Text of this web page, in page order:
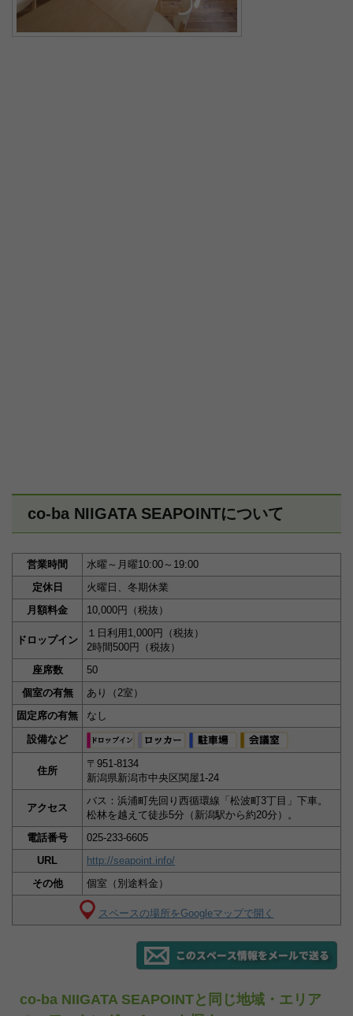
co-ba NIIGATA SEAPOINTについて
営業時間
水曜～月曜10:00～19:00
定休日
火曜日、冬期休業
月額料金
10,000円（税抜）
ドロップイン
１日利用1,000円（税抜）
2時間500円（税抜）
座席数
50
個室の有無
あり（2室）
固定席の有無
なし
設備など
住所
〒951-8134
新潟県新潟市中央区関屋1-24
アクセス
バス：浜浦町先回り西循環線「松波町3丁目」下車。
松林を越えて徒歩5分（新潟駅から約20分）。
電話番号
025-233-6605
URL
http://seapoint.info/
その他
個室（別途料金）
スペースの場所をGoogleマップで開く
co-ba NIIGATA SEAPOINTと同じ地域・エリア